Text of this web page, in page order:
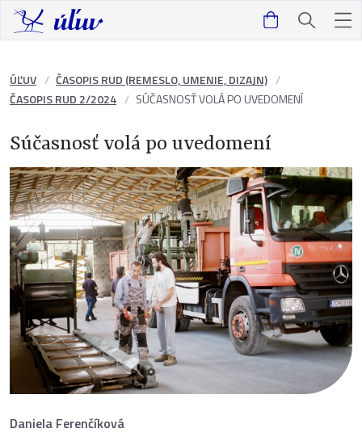
ÚĽUV
ČASOPIS RUD (REMESLO, UMENIE, DIZAJN)
ČASOPIS RUD 2/2024
SÚČASNOSŤ VOLÁ PO UVEDOMENÍ
Súčasnosť volá po uvedomení
Daniela Ferenčíková